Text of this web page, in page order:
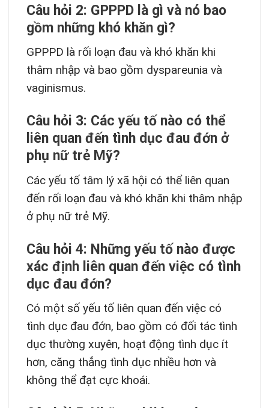
Câu hỏi 2: GPPPD là gì và nó bao
gồm những khó khăn gì?
GPPPD là rối loạn đau và khó khăn khi
thâm nhập và bao gồm dyspareunia và
vaginismus.
Câu hỏi 3: Các yếu tố nào có thể
liên quan đến tình dục đau đớn ở
phụ nữ trẻ Mỹ?
Các yếu tố tâm lý xã hội có thể liên quan
đến rối loạn đau và khó khăn khi thâm nhập
ở phụ nữ trẻ Mỹ.
Câu hỏi 4: Những yếu tố nào được
xác định liên quan đến việc có tình
dục đau đớn?
Có một số yếu tố liên quan đến việc có
tình dục đau đớn, bao gồm có đối tác tình
dục thường xuyên, hoạt động tình dục ít
hơn, căng thẳng tình dục nhiều hơn và
không thể đạt cực khoái.